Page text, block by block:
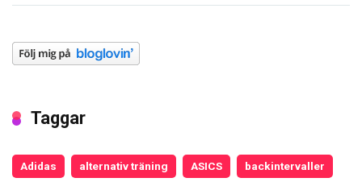
Taggar
Adidas alternativ träning ASICS backintervaller